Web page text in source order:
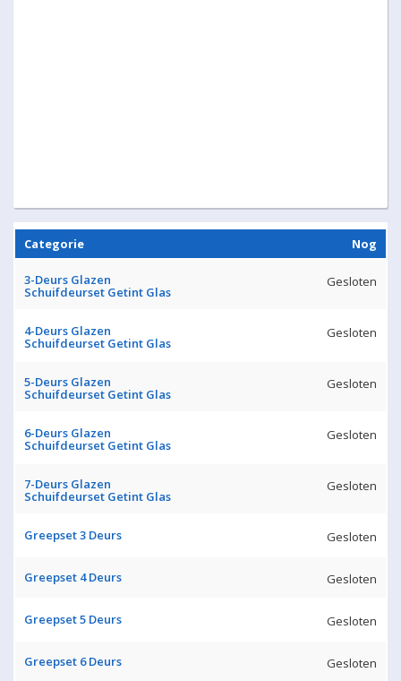
Categorie Nog
3-Deurs Glazen
Schuifdeurset Getint Glas
Gesloten
4-Deurs Glazen
Schuifdeurset Getint Glas
Gesloten
5-Deurs Glazen
Schuifdeurset Getint Glas
Gesloten
6-Deurs Glazen
Schuifdeurset Getint Glas
Gesloten
7-Deurs Glazen
Schuifdeurset Getint Glas
Gesloten
Greepset 3 Deurs Gesloten
Greepset 4 Deurs Gesloten
Greepset 5 Deurs Gesloten
Greepset 6 Deurs Gesloten